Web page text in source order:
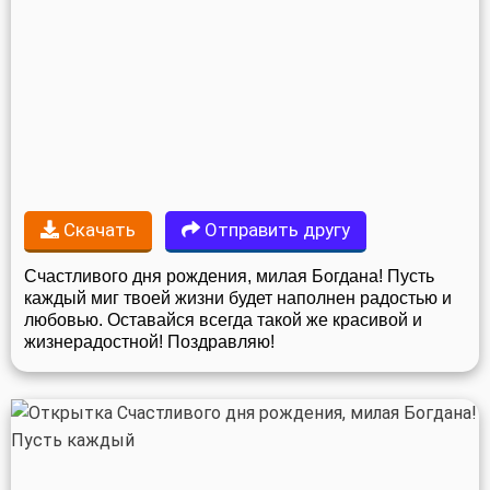
Скачать Отправить другу
Счастливого дня рождения, милая Богдана! Пусть
каждый миг твоей жизни будет наполнен радостью и
любовью. Оставайся всегда такой же красивой и
жизнерадостной! Поздравляю!